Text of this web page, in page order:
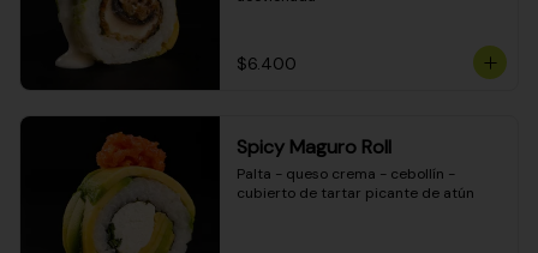
$6.400
Spicy Maguro Roll
Palta - queso crema - cebollín -
cubierto de tartar picante de atún